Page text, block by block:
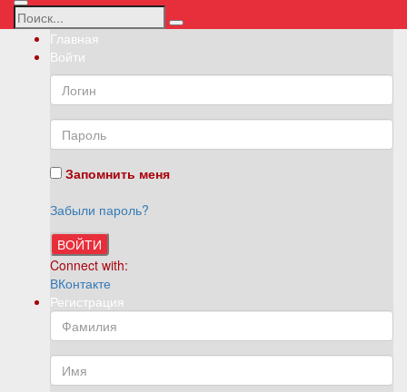
Главная
Войти
Запомнить меня
Забыли пароль?
ВОЙТИ
Connect with:
ВКонтакте
Регистрация